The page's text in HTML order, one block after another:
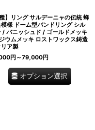
種】リング サルデーニャの伝統 蜂
様 ドーム型バンドリング シル
/ バニッシュド / ゴールドメッキ
ウムメッキ ロストワックス鋳造
リア製
円 ～79,000円
オプション選択